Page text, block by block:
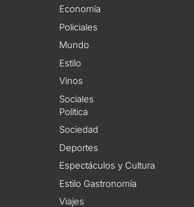
Economía
Policiales
Mundo
Estilo
Vinos
Sociales
Política
Sociedad
Deportes
Espectáculos y Cultura
Estilo Gastronomía
Viajes